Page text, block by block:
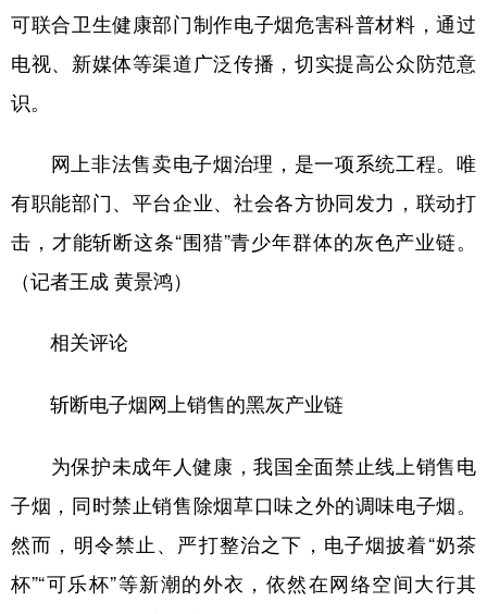
可联合卫生健康部门制作电子烟危害科普材料，通过
电视、新媒体等渠道广泛传播，切实提高公众防范意
识。
网上非法售卖电子烟治理，是一项系统工程。唯
有职能部门、平台企业、社会各方协同发力，联动打
击，才能斩断这条“围猎”青少年群体的灰色产业链。
（记者王成 黄景鸿）
相关评论
斩断电子烟网上销售的黑灰产业链
为保护未成年人健康，我国全面禁止线上销售电
子烟，同时禁止销售除烟草口味之外的调味电子烟。
然而，明令禁止、严打整治之下，电子烟披着“奶茶
杯”“可乐杯”等新潮的外衣，依然在网络空间大行其